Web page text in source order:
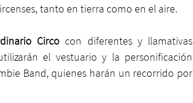
tanto en tierra como en el aire.
Circo con diferentes y llamativas
el vestuario y la personificación
Band, quienes harán un recorrido por